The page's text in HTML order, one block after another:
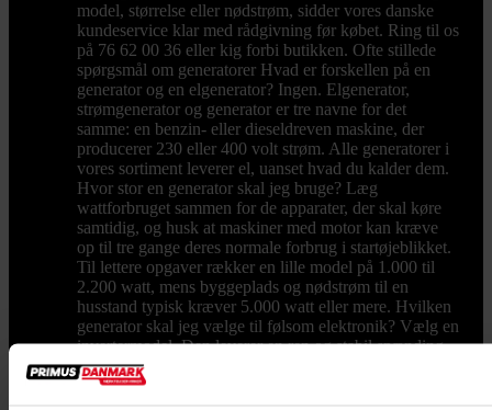
model, størrelse eller nødstrøm, sidder vores danske
kundeservice klar med rådgivning før købet. Ring til os
på 76 62 00 36 eller kig forbi butikken. Ofte stillede
spørgsmål om generatorer Hvad er forskellen på en
generator og en elgenerator? Ingen. Elgenerator,
strømgenerator og generator er tre navne for det
samme: en benzin- eller dieseldreven maskine, der
producerer 230 eller 400 volt strøm. Alle generatorer i
vores sortiment leverer el, uanset hvad du kalder dem.
Hvor stor en generator skal jeg bruge? Læg
wattforbruget sammen for de apparater, der skal køre
samtidig, og husk at maskiner med motor kan kræve
op til tre gange deres normale forbrug i startøjeblikket.
Til lettere opgaver rækker en lille model på 1.000 til
2.200 watt, mens byggeplads og nødstrøm til en
husstand typisk kræver 5.000 watt eller mere. Hvilken
generator skal jeg vælge til følsom elektronik? Vælg en
invertermodel. Den leverer en ren og stabil spænding
uden udsving, så computere, tv og opladere ikke tager
skade. Vores digitale invertere fra blandt andet Honda